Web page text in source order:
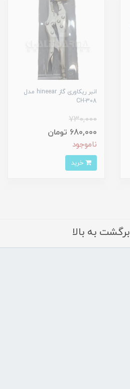
انبر ریکاوری گاز hineear مدل
CH-308
730,000
680,000 تومان
ناموجود
برگشت به بالا